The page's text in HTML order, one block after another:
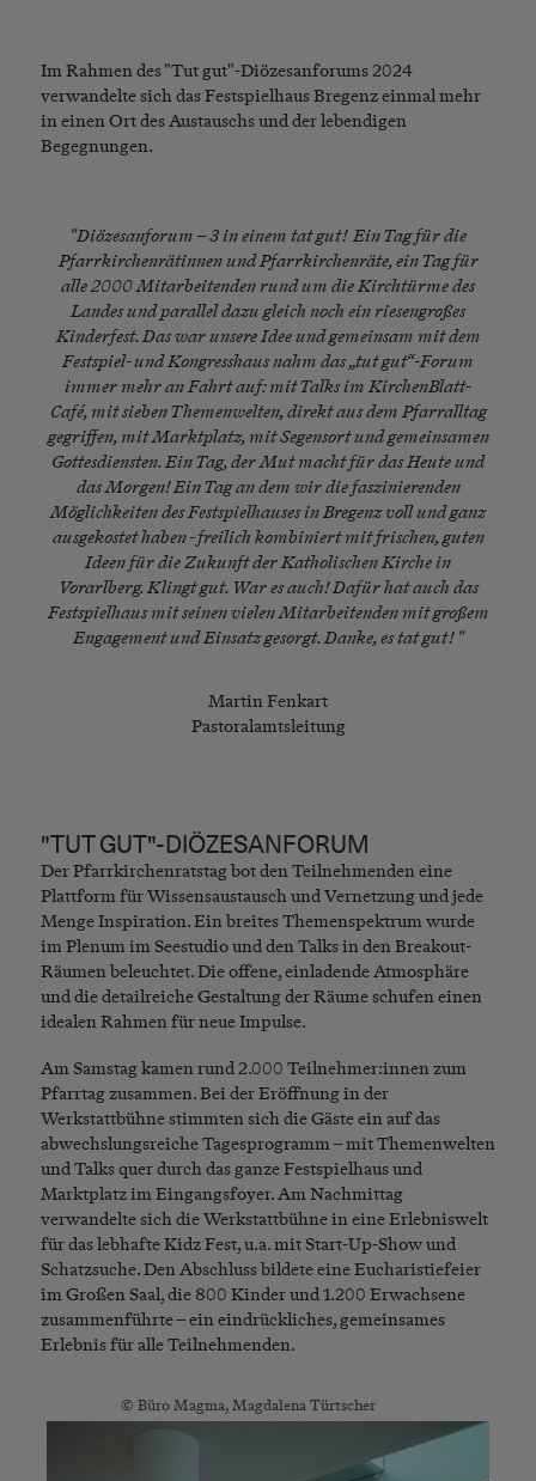
Im Rahmen des "Tut gut"-Diözesanforums 2024
verwandelte sich das Festspielhaus Bregenz einmal mehr
in einen Ort des Austauschs und der lebendigen
Begegnungen.
"Diözesanforum – 3 in einem tat gut! Ein Tag für die
Pfarrkirchenrätinnen und Pfarrkirchenräte, ein Tag für
alle 2000 Mitarbeitenden rund um die Kirchtürme des
Landes und parallel dazu gleich noch ein riesengroßes
Kinderfest. Das war unsere Idee und gemeinsam mit dem
Festspiel- und Kongresshaus nahm das „tut gut“-Forum
immer mehr an Fahrt auf: mit Talks im KirchenBlatt-
Café, mit sieben Themenwelten, direkt aus dem Pfarralltag
gegriffen, mit Marktplatz, mit Segensort und gemeinsamen
Gottesdiensten. Ein Tag, der Mut macht für das Heute und
das Morgen! Ein Tag an dem wir die faszinierenden
Möglichkeiten des Festspielhauses in Bregenz voll und ganz
ausgekostet haben - freilich kombiniert mit frischen, guten
Ideen für die Zukunft der Katholischen Kirche in
Vorarlberg. Klingt gut. War es auch! Dafür hat auch das
Festspielhaus mit seinen vielen Mitarbeitenden mit großem
Engagement und Einsatz gesorgt. Danke, es tat gut! "
Martin Fenkart
Pastoralamtsleitung
"TUT GUT"-DIÖZESANFORUM
Der Pfarrkirchenratstag bot den Teilnehmenden eine
Plattform für Wissensaustausch und Vernetzung und jede
Menge Inspiration. Ein breites Themenspektrum wurde
im Plenum im Seestudio und den Talks in den Breakout-
Räumen beleuchtet. Die offene, einladende Atmosphäre
und die detailreiche Gestaltung der Räume schufen einen
idealen Rahmen für neue Impulse.
Am Samstag kamen rund 2.000 Teilnehmer:innen zum
Pfarrtag zusammen. Bei der Eröffnung in der
Werkstattbühne stimmten sich die Gäste ein auf das
abwechslungsreiche Tagesprogramm – mit Themenwelten
und Talks quer durch das ganze Festspielhaus und
Marktplatz im Eingangsfoyer. Am Nachmittag
verwandelte sich die Werkstattbühne in eine Erlebniswelt
für das lebhafte Kidz Fest, u.a. mit Start-Up-Show und
Schatzsuche. Den Abschluss bildete eine Eucharistiefeier
im Großen Saal, die 800 Kinder und 1.200 Erwachsene
zusammenführte – ein eindrückliches, gemeinsames
Erlebnis für alle Teilnehmenden.
© Büro Magma, Magdalena Türtscher